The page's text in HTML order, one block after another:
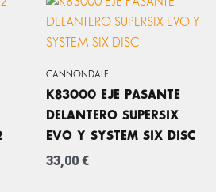
CANNONDALE
K83000 EJE PASANTE
DELANTERO SUPERSIX
EVO Y SYSTEM SIX DISC
33,00 €